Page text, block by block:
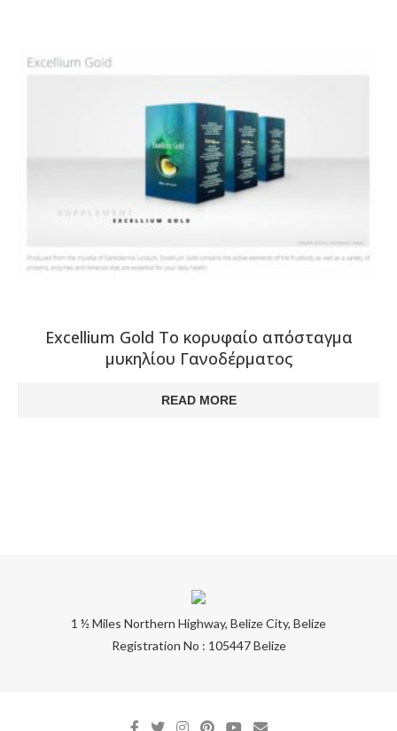
Excellium Gold Το κορυφαίο απόσταγμα
μυκηλίου Γανοδέρματος
READ MORE
1 ½ Miles Northern Highway, Belize City, Belize
Registration No : 105447 Belize